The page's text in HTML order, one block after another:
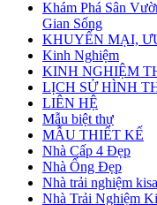
Khám Phá Sân
Gian Sống
KHUYẾN MẠI,
Kinh Nghiệm
KINH NGHIỆM
LỊCH SỬ HÌNH
LIÊN HỆ
Mẫu biệt thự
MẪU THIẾT KẾ
Nhà Cấp 4 Đẹp
Nhà Ống Đẹp
Nhà trải nghiệm
Nhà Trải Nghiệm